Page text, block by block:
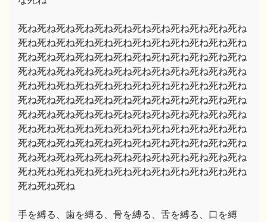
死ね死ね死ね死ね死ね死ね死ね死ね死ね死ね死ね死ね
死ね死ね死ね死ね死ね死ね死ね死ね死ね死ね死ね死ね
死ね死ね死ね死ね死ね死ね死ね死ね死ね死ね死ね死ね
死ね死ね死ね死ね死ね死ね死ね死ね死ね死ね死ね死ね
死ね死ね死ね死ね死ね死ね死ね死ね死ね死ね死ね死ね
死ね死ね死ね死ね死ね死ね死ね死ね死ね死ね死ね死ね
死ね死ね死ね死ね死ね死ね死ね死ね死ね死ね死ね死ね
死ね死ね死ね死ね死ね死ね死ね死ね死ね死ね死ね死ね
死ね死ね死ね死ね死ね死ね死ね死ね死ね死ね死ね死ね
死ね死ね死ね死ね死ね死ね死ね死ね死ね死ね死ね死ね
死ね死ね死ね死ね死ね死ね死ね死ね死ね死ね死ね死ね
死ね死ね死ね
手を縛る、歯を縛る、骨を縛る、舌を縛る、口を縛